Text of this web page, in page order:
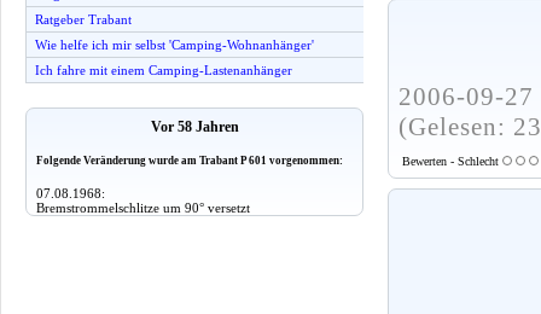
Ratgeber Trabant
Wie helfe ich mir selbst 'Camping-Wohnanhänger'
Ich fahre mit einem Camping-Lastenanhänger
Vor 58 Jahren
Folgende Veränderung wurde am Trabant P 601 vorgenommen:
07.08.1968:
Bremstrommelschlitze um 90° versetzt
2006-09-
(Gelesen:
Bewerten - Schlecht